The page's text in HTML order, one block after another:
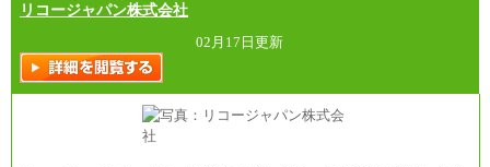
リコージャパン株式会社
02月17日更新